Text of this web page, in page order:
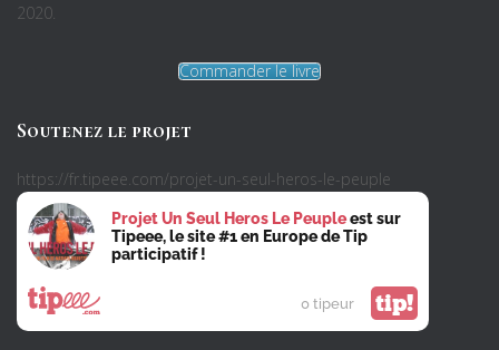
2020.
Commander le livre
Soutenez le projet
https://fr.tipeee.com/projet-un-seul-heros-le-peuple
Projet Un Seul Heros Le Peupleest sur
Tipeee, le site #1 en Europe de Tip
participatif !
0 tipeur tip!